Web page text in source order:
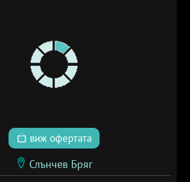
виж офертата
Слънчев Бряг